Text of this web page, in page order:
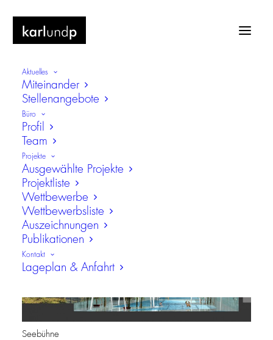
Aktuelles
Miteinander
Stellenangebote
Büro
Profil
Team
Projekte
Ausgewählte Projekte
Projektliste
Wettbewerbe
Wettbewerbsliste
Auszeichnungen
Publikationen
Kontakt
Lageplan & Anfahrt
Hallen- und Seebad am Kalterer See,
Kaltern, Italien
Neubau eines Hallen- und Seebads
Seebühne